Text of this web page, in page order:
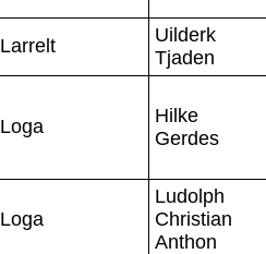
Larrelt
Uilderk
Tjaden
Loga
Hilke
Gerdes
Loga
Ludolph
Christian
Anthon